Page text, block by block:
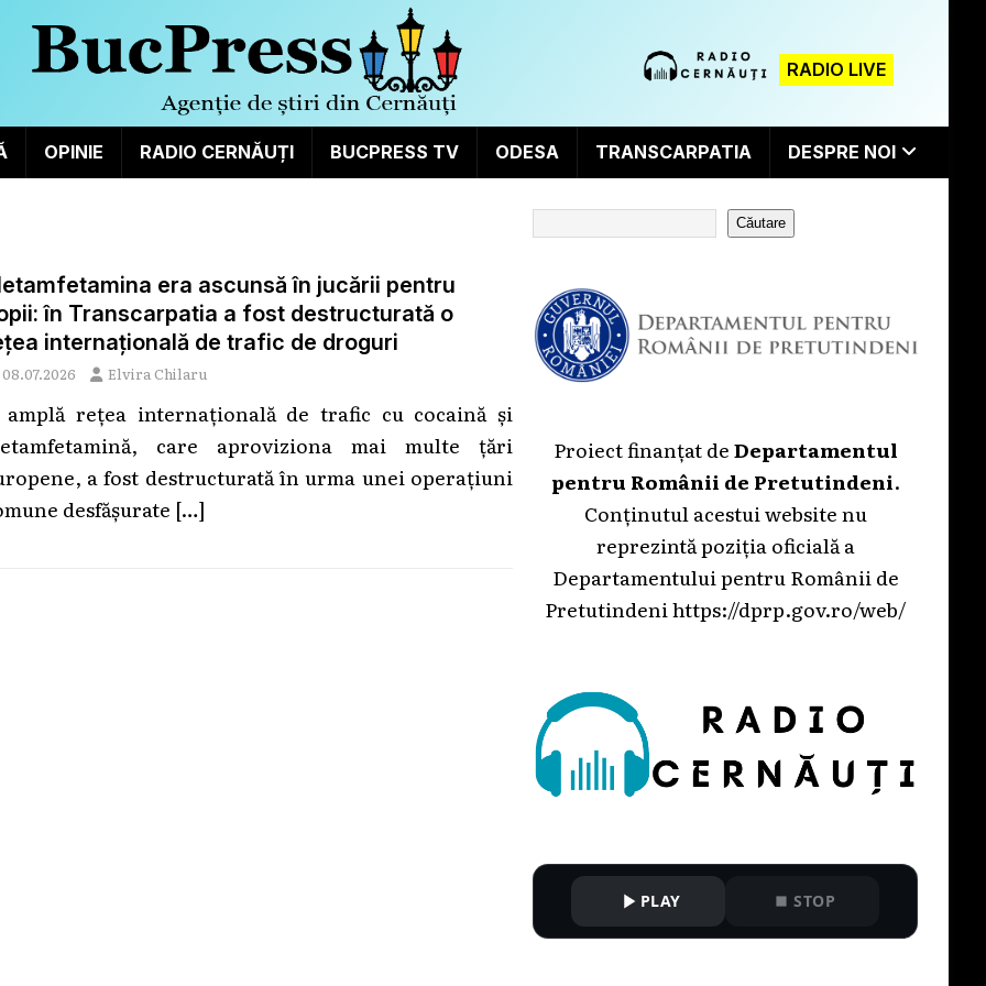
RADIO LIVE
OPINIE RADIO CERNĂUȚI BUCPRESS TV ODESA TRANSCARPATIA DESPRE NOI
era ascunsă în jucării pentru
în Transcarpatia a fost destructurată o
internațională de trafic de droguri
08.07.2026 Elvira Chilaru
amplă rețea internațională de trafic cu cocaină și
care aproviziona mai multe țări
a fost destructurată în urma unei operațiuni
desfășurate […]
Căutare
Proiect finanțat deDepartamentul
pentru Românii de Pretutindeni.
Conținutul acestui website nu
reprezintă poziția oficială a
Departamentului pentru Românii de
Pretutindenihttps://dprp.gov.ro/web/
PLAY STOP